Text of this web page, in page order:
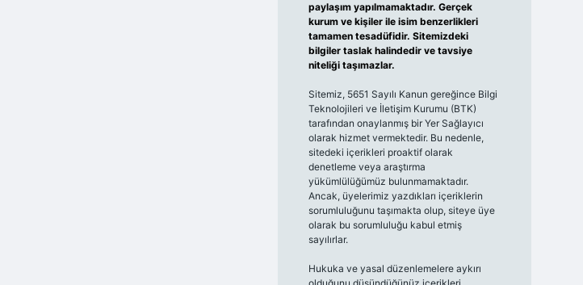
paylaşım yapılmamaktadır. Gerçek
kurum ve kişiler ile isim benzerlikleri
tamamen tesadüfidir. Sitemizdeki
bilgiler taslak halindedir ve tavsiye
niteliği taşımazlar.
Sitemiz, 5651 Sayılı Kanun gereğince Bilgi
Teknolojileri ve İletişim Kurumu (BTK)
tarafından onaylanmış bir Yer Sağlayıcı
olarak hizmet vermektedir. Bu nedenle,
sitedeki içerikleri proaktif olarak
denetleme veya araştırma
yükümlülüğümüz bulunmamaktadır.
Ancak, üyelerimiz yazdıkları içeriklerin
sorumluluğunu taşımakta olup, siteye üye
olarak bu sorumluluğu kabul etmiş
sayılırlar.
Hukuka ve yasal düzenlemelere aykırı